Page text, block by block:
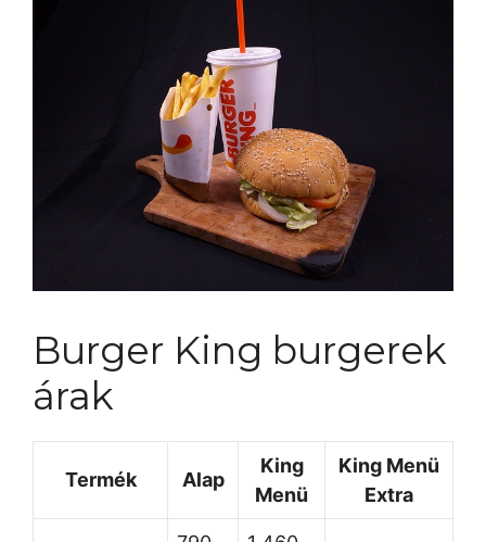
Burger King burgerek
árak
Termék Alap
King
Menü
King Menü
Extra